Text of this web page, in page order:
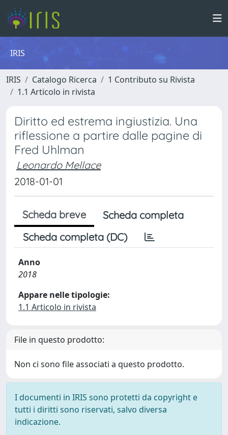
IRIS
IRIS Catalogo Ricerca
1 Contributo su Rivista
1.1 Articolo in rivista
Diritto ed estrema ingiustizia. Una
riflessione a partire dalle pagine di
Fred Uhlman
Leonardo Mellace
2018-01-01
Scheda breve
Scheda completa
Scheda completa (DC)
Anno
2018
Appare nelle tipologie:
1.1 Articolo in rivista
File in questo prodotto:
Non ci sono file associati a questo prodotto.
I documenti in IRIS sono protetti da copyright e
tutti i diritti sono riservati, salvo diversa
indicazione.